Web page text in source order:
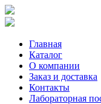
Главная
Каталог
О компании
Заказ и доставка
Контакты
Лабораторная